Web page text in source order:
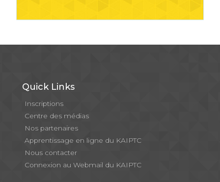
Quick Links
Inscriptions
Centre des médias
Nos partenaires
Apprentissage en ligne du KAIPTC
Nous contacter
Connexion au Webmail du KAIPTC